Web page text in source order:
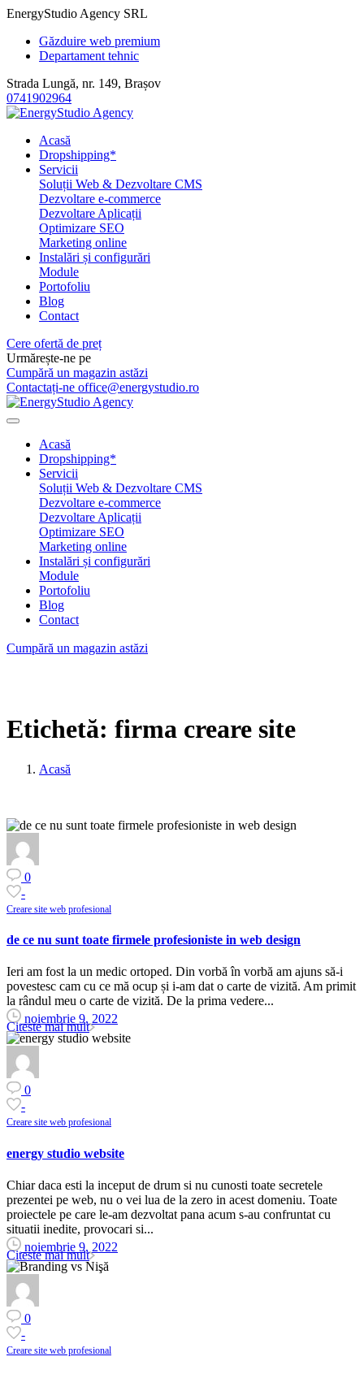
EnergyStudio Agency SRL
Găzduire web premium
Departament tehnic
Strada Lungă, nr. 149, Brașov
0741902964
Acasă
Dropshipping*
Servicii
Soluții Web & Dezvoltare CMS
Dezvoltare e-commerce
Dezvoltare Aplicații
Optimizare SEO
Marketing online
Instalări și configurări
Module
Portofoliu
Blog
Contact
Cere ofertă de preț
Urmărește-ne pe
Cumpără un magazin astăzi
Contactați-ne office@energystudio.ro
Acasă
Dropshipping*
Servicii
Soluții Web & Dezvoltare CMS
Dezvoltare e-commerce
Dezvoltare Aplicații
Optimizare SEO
Marketing online
Instalări și configurări
Module
Portofoliu
Blog
Contact
Cumpără un magazin astăzi
Etichetă: firma creare site
Acasă
0
-
Creare site web profesional
de ce nu sunt toate firmele profesioniste in web design
Ieri am fost la un medic ortoped. Din vorbă în vorbă am ajuns să-i
povestesc cam cu ce mă ocup și i-am dat o carte de vizită. Am primit
la rândul meu o carte de vizită. De la prima vedere...
noiembrie 9, 2022
Citeste mai mult
0
-
Creare site web profesional
energy studio website
Chiar daca esti la inceput de drum si nu cunosti toate secretele
prezentei pe web, nu o vei lua de la zero in acest domeniu. Toate
proiectele pe care le-am dezvoltat pana acum s-au confruntat cu
situatii inedite, provocari si...
noiembrie 9, 2022
Citeste mai mult
0
-
Creare site web profesional